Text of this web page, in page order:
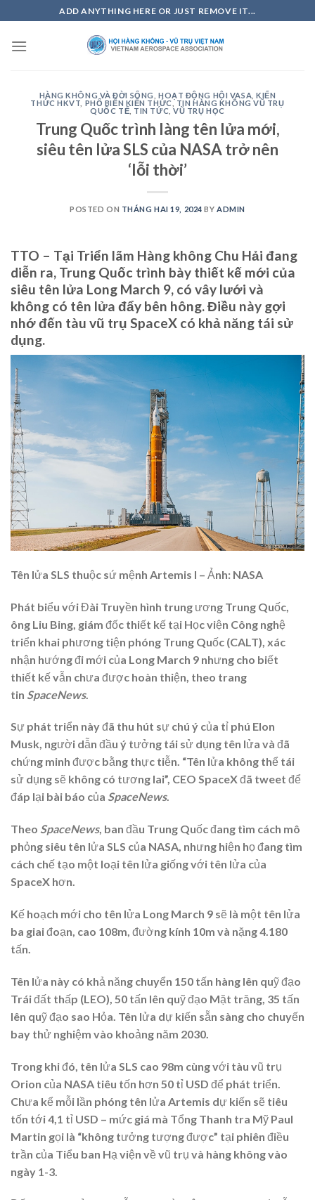
to
content
ADD ANYTHING HERE OR JUST REMOVE IT...
HÀNG KHÔNG VÀ ĐỜI SỐNG HOẠT ĐỘNG HỘI VASA ,KIẾN
THỨC HKVT PHỔ BIẾN KIẾN THỨC , TIN HÀNG KHÔNG VŨ TRỤ
QUỐC TẾ TIN TỨC ,VŨ TRỤ HỌC
Trung Quốc trình làng tên lửa mới,
siêu tên lửa SLS của NASA trở nên
‘lỗi thời’
POSTED ON THÁNG HAI 19, 2024 BY ADMIN
TTO – Tại Triển lãm Hàng không Chu Hải đang
diễn ra, Trung Quốc trình bày thiết kế mới của
siêu tên lửa Long March 9, có vây lưới và
không có tên lửa đẩy bên hông. Điều này gợi
nhớ đến tàu vũ trụ SpaceX có khả năng tái sử
dụng.
Tên lửa SLS thuộc sứ mệnh Artemis I – Ảnh: NASA
Phát biểu với Đài Truyền hình trung ương Trung Quốc,
ông Liu Bing, giám đốc thiết kế tại Học viện Công nghệ
triển khai phương tiện phóng Trung Quốc (CALT), xác
nhận hướng đi mới của Long March 9 nhưng cho biết
thiết kế vẫn chưa được hoàn thiện, theo trang
tin SpaceNews.
Sự phát triển này đã thu hút sự chú ý của tỉ phú Elon
Musk, người dẫn đầu ý tưởng tái sử dụng tên lửa và đã
chứng minh được bằng thực tiễn. “Tên lửa không thể tái
sử dụng sẽ không có tương lai”, CEO SpaceX đã tweet để
đáp lại bài báo của SpaceNews.
Theo SpaceNews, ban đầu Trung Quốc đang tìm cách mô
phỏng siêu tên lửa SLS của NASA, nhưng hiện họ đang tìm
cách chế tạo một loại tên lửa giống với tên lửa của
SpaceX hơn.
Kế hoạch mới cho tên lửa Long March 9 sẽ là một tên lửa
ba giai đoạn, cao 108m, đường kính 10m và nặng 4.180
tấn.
Tên lửa này có khả năng chuyển 150 tấn hàng lên quỹ đạo
Trái đất thấp (LEO), 50 tấn lên quỹ đạo Mặt trăng, 35 tấn
lên quỹ đạo sao Hỏa. Tên lửa dự kiến ​​sẵn sàng cho chuyến
bay thử nghiệm vào khoảng năm 2030.
Trong khi đó, tên lửa SLS cao 98m cùng với tàu vũ trụ
Orion của NASA tiêu tốn hơn 50 tỉ USD để phát triển.
Chưa kể mỗi lần phóng tên lửa Artemis dự kiến ​​sẽ tiêu
tốn tới 4,1 tỉ USD – mức giá mà Tổng Thanh tra Mỹ Paul
Martin gọi là “không tưởng tượng được” tại phiên điều
trần của Tiểu ban Hạ viện về vũ trụ và hàng không vào
ngày 1-3.